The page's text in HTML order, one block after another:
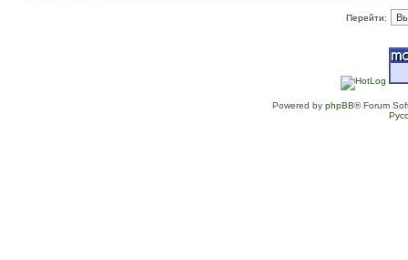
Перейти:
Powered by phpBB® Forum